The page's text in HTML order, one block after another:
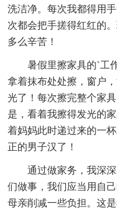
洗洁净。每次我都得用
次都会把手搓得红红的
多么辛苦！
暑假里擦家具的`工作
拿着抹布处处擦，窗户
光了！每次擦完整个家
是，看着我擦得发光的
着妈妈此时递过来的一
正的男子汉了！
通过做家务，我深深
们做事，我们应当用自
母亲削减一些负担。这